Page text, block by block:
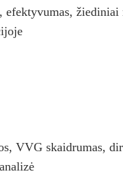
efektyvumas, žiediniai
VVG skaidrumas,